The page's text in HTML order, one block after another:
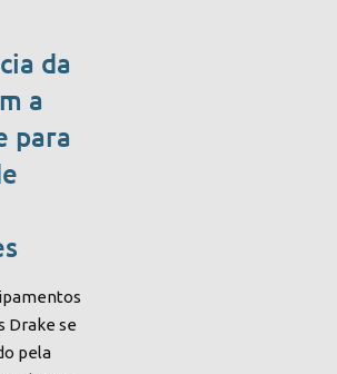
da
a
para
Drake se
pela